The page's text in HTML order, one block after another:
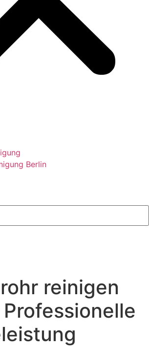
Berlin
reinigen
Professionelle